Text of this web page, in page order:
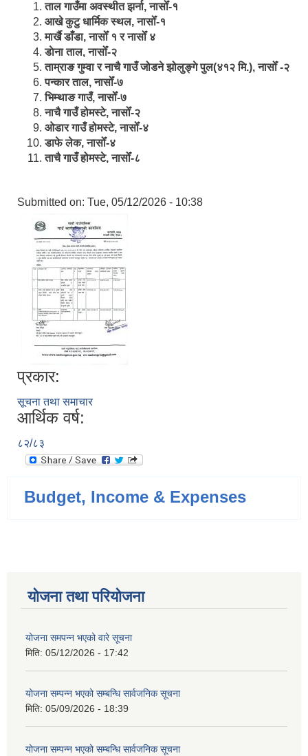
ताल गाउँमा अवस्थीत झर्ना, नासोँ-१
आखे कुटु धार्मिक स्थल, नासोँ-१
मार्खै डाँडा, नासोँ १ र नासोँ ४
डाेना ताल, नासोँ-२
ताम्राङ गुम्वा र नाचै गाउँ जोडने झोलुङ्गे पुल(४१२ मि.), नासोँ -२
पन्कार ताल, नासोँ-७
भिम्थाङ गाउँ, नासोँ-७
नाचै गाउँ होमस्टे, नासोँ-२
ओ‍‍‌डार गाउँ होमस्टे, नासोँ-४
डाफे लेक, नासोँ-४
ताचै गाउँ होमस्टे, नासोँ-८
Submitted on: Tue, 05/12/2026 - 10:38
प्रकार:
सूचना तथा समाचार
आर्थिक वर्ष:
८२/८३
Budget, Income & Expenses
योजना तथा परियोजना
योजना समपन्न भएको वारे सूचना
मिति: 05/12/2026 - 17:42
योजना सम्पन्न भएको सम्बन्धि सार्वजनिक सूचना
मिति: 05/09/2026 - 18:39
योजना सम्पन्न भएको सम्बन्धि सार्वजनिक सूचना